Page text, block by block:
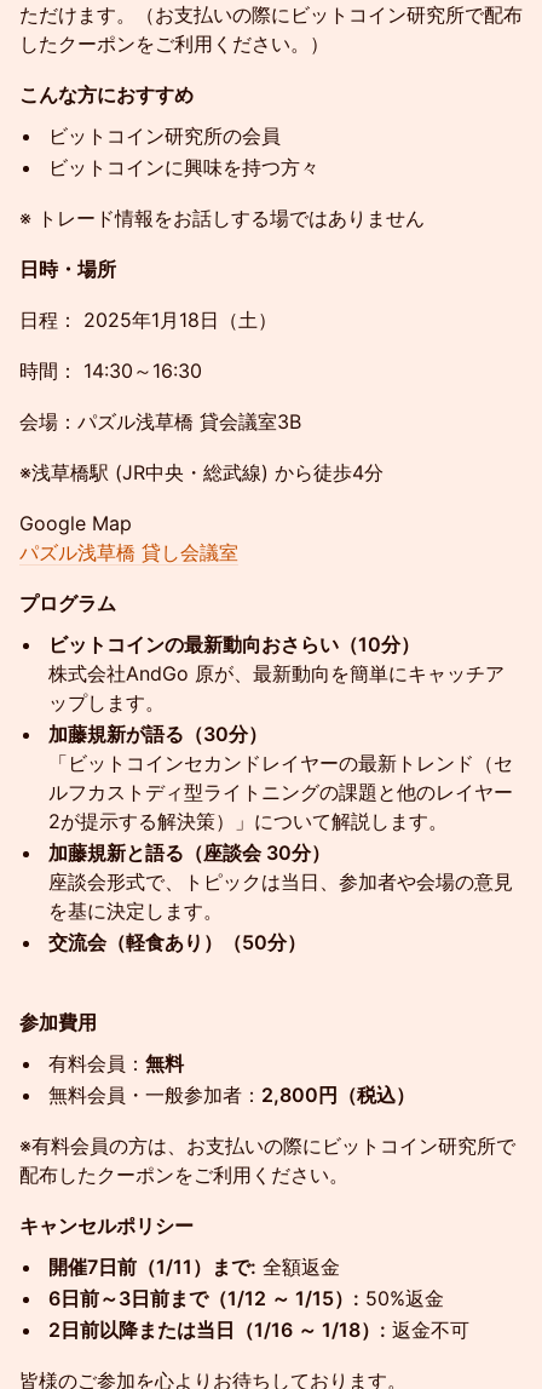
ただけます。（お支払いの際にビットコイン研究所で配布
したクーポンをご利用ください。）
こんな方におすすめ
ビットコイン研究所の会員
ビットコインに興味を持つ方々
※ トレード情報をお話しする場ではありません
日時・場所
日程： 2025年1月18日（土）
時間： 14:30～16:30
会場：パズル浅草橋 貸会議室3B
※浅草橋駅 (JR中央・総武線) から徒歩4分
Google Map
パズル浅草橋 貸し会議室
プログラム
ビットコインの最新動向おさらい（10分）
株式会社AndGo 原が、最新動向を簡単にキャッチア
ップします。
加藤規新が語る（30分）
「ビットコインセカンドレイヤーの最新トレンド（セ
ルフカストディ型ライトニングの課題と他のレイヤー
2が提示する解決策）」について解説します。
加藤規新と語る（座談会 30分）
座談会形式で、トピックは当日、参加者や会場の意見
を基に決定します。
交流会（軽食あり）（50分）
参加費用
有料会員： 無料
無料会員・一般参加者： 2,800円（税込）
※有料会員の方は、お支払いの際にビットコイン研究所で
配布したクーポンをご利用ください。
キャンセルポリシー
開催7日前（1/11）まで: 全額返金
6日前～3日前まで（1/12 ～ 1/15）: 50%返金
2日前以降または当日（1/16 ～ 1/18）: 返金不可
皆様のご参加を心よりお待ちしております。